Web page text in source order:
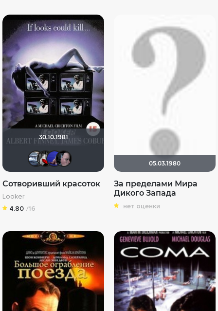
30.10.1981
Мышь Белая
linara122
iromzes
Сотворивший красоток
Looker
4.80 /16
05.03.1980
За пределами Мира
Дикого Запада
нет оценки